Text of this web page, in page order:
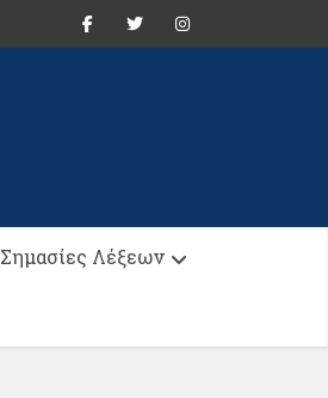
Σημασίες Λέξεων